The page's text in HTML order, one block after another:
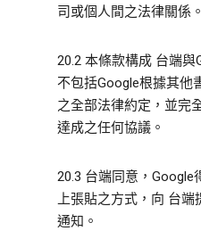
司或個人間之法律關係。
20.2 本條款構成 台端
不包括Google根據其他
之全部法律約定，並完
達成之任何協議。
20.3 台端同意，
上張貼之方式，向 台端
通知。